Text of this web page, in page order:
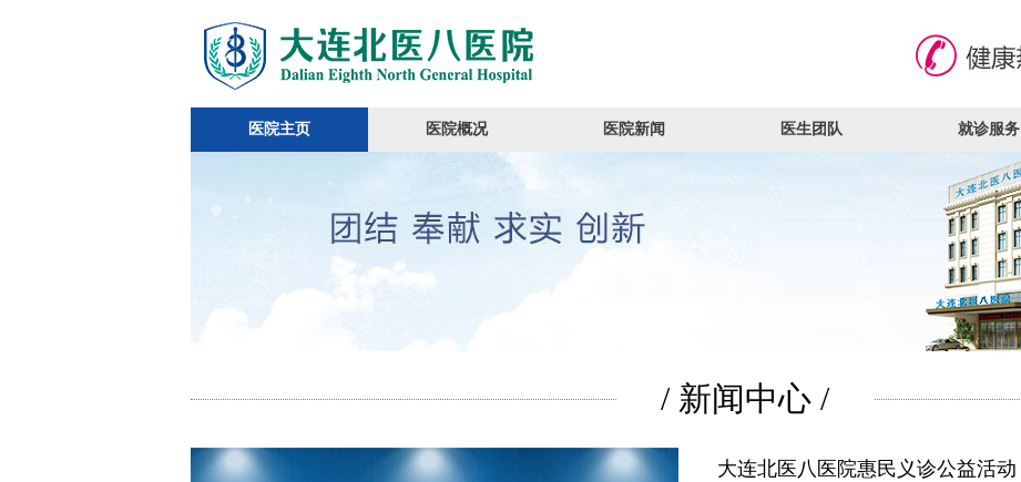
医院主页 医院概况 医院新闻 医生团队 就诊服务
/ 新闻中心 /
大连北医八医院惠民义诊公益活动